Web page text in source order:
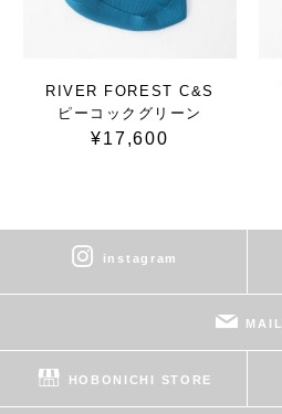
RIVER FOREST C&S
ピーコックグリーン
¥17,600
instagram
MAIL
HOBONICHI STORE